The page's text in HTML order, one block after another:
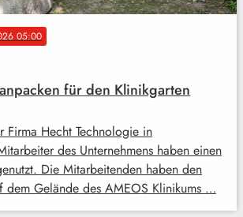
05:00
für den Klinikgarten
Firma Hecht Technologie in
des Unternehmens haben einen
Die Mitarbeitenden haben den
dem Gelände des AMEOS Klinikums …